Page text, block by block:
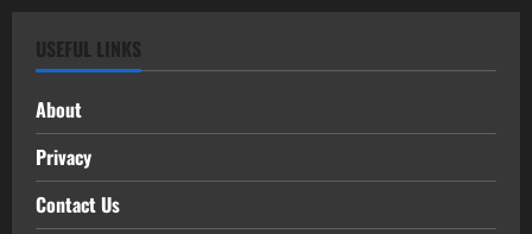
USEFUL LINKS
About
Privacy
Contact Us